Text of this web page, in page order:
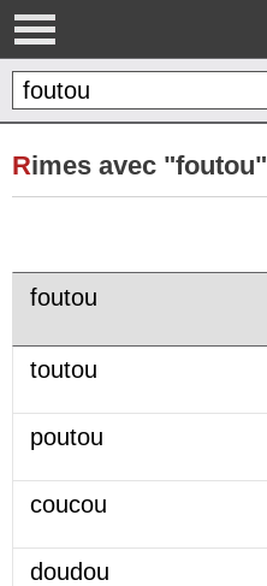
Rimes avec "foutou"
foutou
toutou
poutou
coucou
doudou